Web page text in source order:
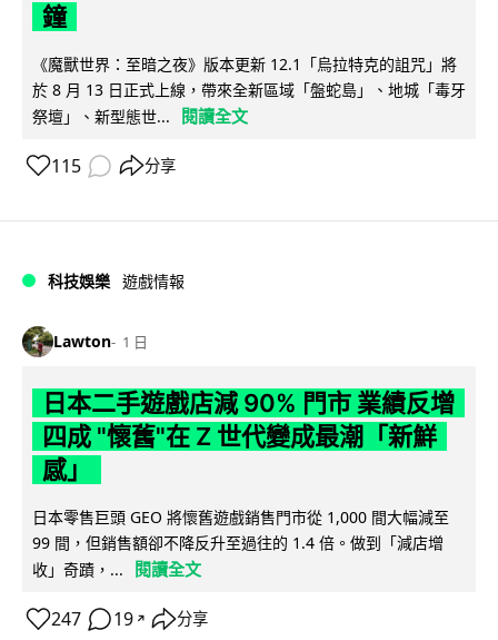
鐘
《魔獸世界：至暗之夜》版本更新 12.1「烏拉特克的詛咒」將
於 8 月 13 日正式上線，帶來全新區域「盤蛇島」、地城「毒牙
祭壇」、新型態世...
閱讀全文
115 分享
科技娛樂 遊戲情報
Lawton 1 日
日本二手遊戲店減 90% 門市 業績反增
四成 "懷舊"在 Z 世代變成最潮「新鮮
感」
日本零售巨頭 GEO 將懷舊遊戲銷售門市從 1,000 間大幅減至
99 間，但銷售額卻不降反升至過往的 1.4 倍。做到「減店增
收」奇蹟，...
閱讀全文
247 19 ↗ 分享